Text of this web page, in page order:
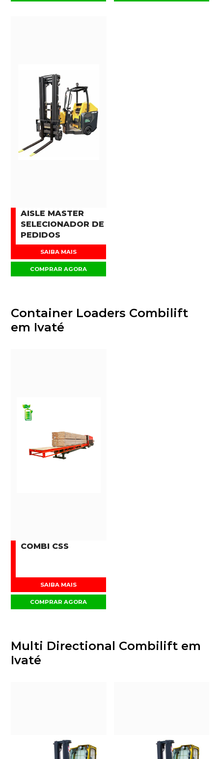
AISLE MASTER
SELECIONADOR DE
PEDIDOS
SAIBA MAIS
COMPRAR AGORA
Container Loaders Combilift
em Ivaté
COMBI CSS
SAIBA MAIS
COMPRAR AGORA
Multi Directional Combilift em
Ivaté